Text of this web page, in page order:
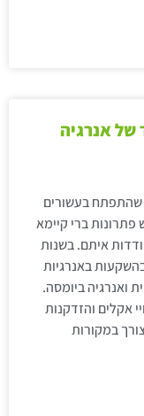
של אנרגיה
שהתפתח בעשורים
ברי קיימא
איתם. בשנות
באנרגיות
ואנרגיה ביומסה.
אקלים והזדקנות
במקורות